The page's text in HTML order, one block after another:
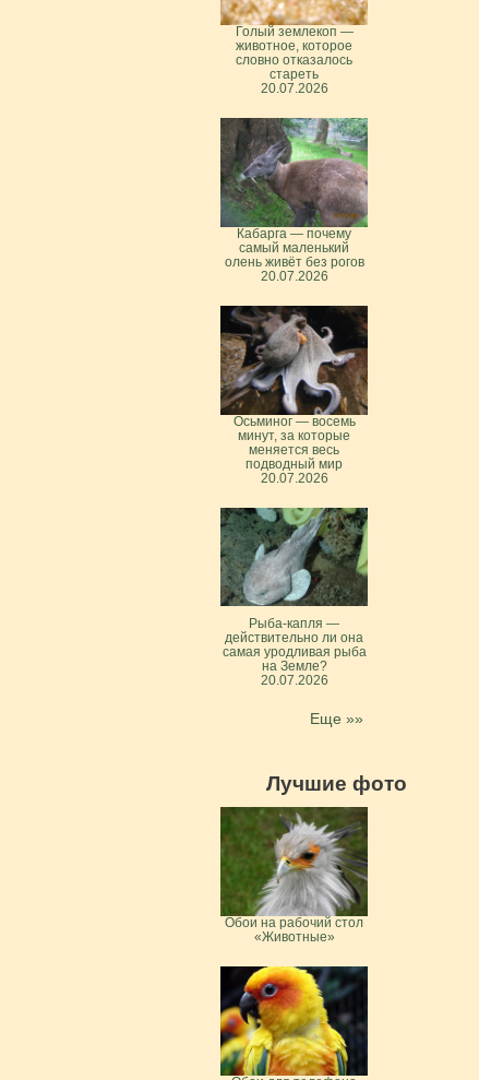
Голый землекоп —
животное, которое
словно отказалось
стареть
20.07.2026
Кабарга — почему
самый маленький
олень живёт без рогов
20.07.2026
Осьминог — восемь
минут, за которые
меняется весь
подводный мир
20.07.2026
Рыба-капля —
действительно ли она
самая уродливая рыба
на Земле?
20.07.2026
Еще »»
Лучшие фото
Обои на рабочий стол
«Животные»